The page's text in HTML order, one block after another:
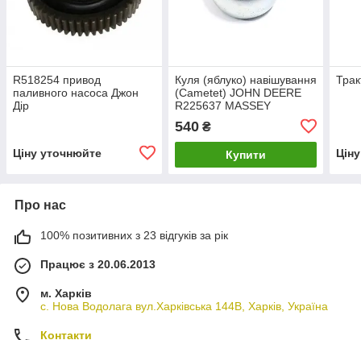
R518254 привод
паливного насоса Джон
Дір
Ціну уточнюйте
Куля (яблуко) навішування
(Cametet) JOHN DEERE
R225637 MASSEY
FERGUSON 4304022M1
CASE 87585508
540₴
Купити
Про нас
100% позитивних з 23 відгуків за рік
Працює з 20.06.2013
м. Харків
с. Нова Водолага вул.Харківська 144В, Харків, Україна
Контакти